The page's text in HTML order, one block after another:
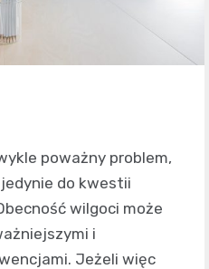
poważny problem,
do kwestii
wilgoci może
i
Jeżeli więc